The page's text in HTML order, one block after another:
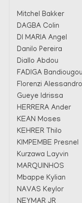
Mitchel Bakker
DAGBA Colin
DI MARIA Angel
Danilo Pereira
Diallo Abdou
FADIGA Bandiougou
Florenzi Alessandro
Gueye Idrissa
HERRERA Ander
KEAN Moses
KEHRER Thilo
KIMPEMBE Presnel
Kurzawa Layvin
MARQUINHOS
Mbappe Kylian
NAVAS Keylor